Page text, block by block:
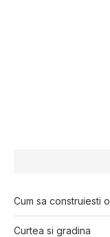
Cum sa construiesti
Curtea si gradina